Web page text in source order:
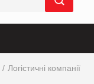
Логістичні компанії